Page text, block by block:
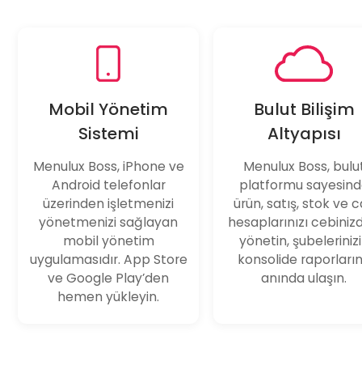
Mobil Yönetim
Sistemi
Menulux Boss, iPhone ve
Android telefonlar
üzerinden işletmenizi
yönetmenizi sağlayan
mobil yönetim
uygulamasıdır. App Store
ve Google Play’den
hemen yükleyin.
Bulut Bilişim
Altyapısı
Menulux Boss,
platformu
ürün, satış, stok ve
hesaplarınızı
yönetin,
konsolide
anında ulaşın.